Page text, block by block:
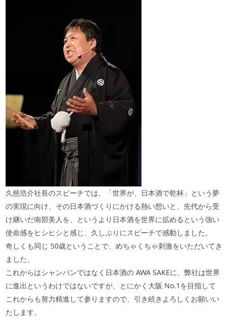
久慈浩介社長のスピーチでは、「世界が、日本酒で乾杯」という夢
の実現に向け、その日本酒づくりにかける熱い想いと、先代から受
け継いだ南部美人を、というより日本酒を世界に拡めるという強い
使命感をヒシヒシと感じ、久しぶりにスピーチで感動しました。
奇しくも同じ 50歳ということで、めちゃくちゃ刺激をいただいてき
ました。
これからはシャンパンではなく日本酒の AWA SAKEに、弊社は世界
に進出というわけではないですが、とにかく大阪 No.1 を目指して
これからも努力精進して参りますので、引き続きよろしくお願いい
たします。